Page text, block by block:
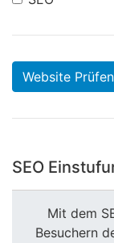
Website Prüfen
SEO
Mit dem
Besuchern